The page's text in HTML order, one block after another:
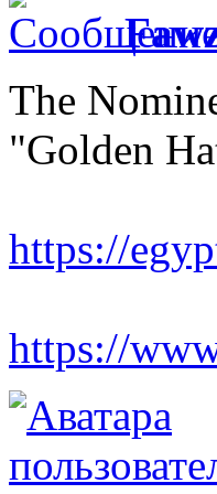
The
"Golden
https://
https://